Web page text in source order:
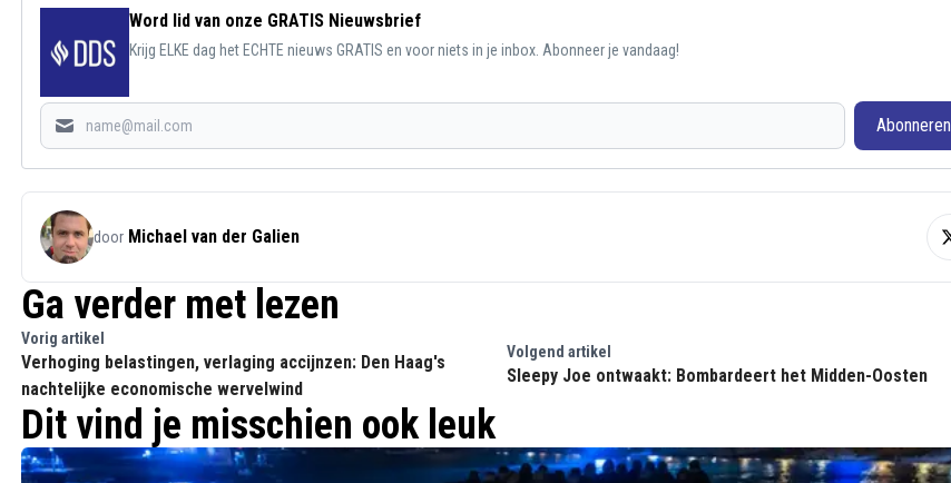
Word lid van onze GRATIS Nieuwsbrief
Krijg ELKE dag het ECHTE nieuws GRATIS en voor niets in je inbox. Abonneer je vandaag!
Abonneren
door Michael van der Galien
Ga verder met lezen
Vorig artikel
Verhoging belastingen, verlaging accijnzen: Den Haag's
nachtelijke economische wervelwind
Volgend artikel
Sleepy Joe ontwaakt: Bombardeert het Midden-Oosten
Dit vind je misschien ook leuk